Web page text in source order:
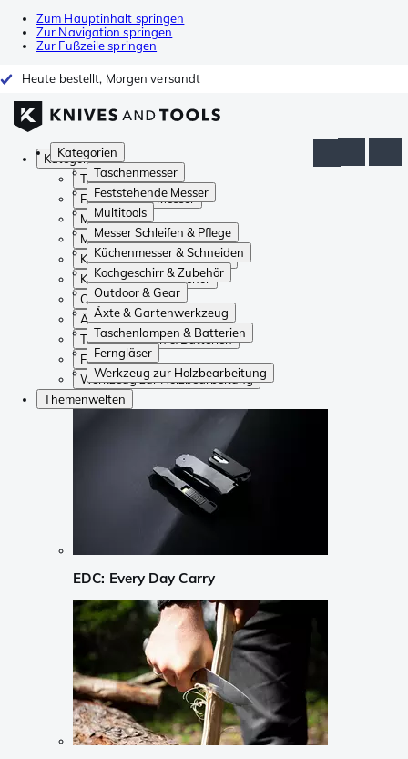
Zum Hauptinhalt springen
Zur Navigation springen
Zur Fußzeile springen
Heute bestellt, Morgen versandt
Kategorien
Taschenmesser
Feststehende Messer
Multitools
Messer Schleifen & Pflege
Küchenmesser & Schneiden
Kochgeschirr & Zubehör
Outdoor & Gear
Äxte & Gartenwerkzeug
Taschenlampen & Batterien
Ferngläser
Werkzeug zur Holzbearbeitung
Kategorien
Taschenmesser
Feststehende Messer
Multitools
Messer Schleifen & Pflege
Küchenmesser & Schneiden
Kochgeschirr & Zubehör
Outdoor & Gear
Äxte & Gartenwerkzeug
Taschenlampen & Batterien
Ferngläser
Werkzeug zur Holzbearbeitung
Themenwelten
EDC: Every Day Carry